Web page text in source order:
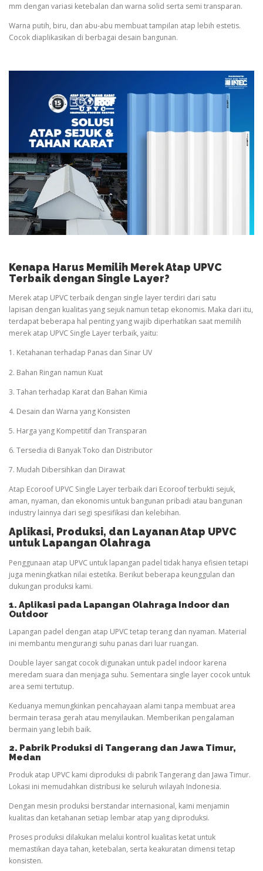
mm dengan variasi ketebalan dan warna solid serta semi transparan.
Warna putih, biru, dan abu-abu membuat tampilan atap lebih estetis.
Cocok diaplikasikan di berbagai desain bangunan.
Kenapa Harus Memilih Merek Atap UPVC
Terbaik dengan Single Layer?
Merek atap UPVC terbaik dengan single layer terdiri dari satu
lapisan dengan kualitas yang sejuk namun tetap ekonomis. Maka dari itu,
terdapat beberapa hal penting yang wajib diperhatikan saat memilih
merek atap UPVC Single Layer terbaik, yaitu:
1. Ketahanan terhadap Panas dan Sinar UV
2. Bahan Ringan namun Kuat
3. Tahan terhadap Karat dan Bahan Kimia
4. Desain dan Warna yang Konsisten
5. Harga yang Kompetitif dan Transparan
6. Tersedia di Banyak Toko dan Distributor
7. Mudah Dibersihkan dan Dirawat
Atap Ecoroof UPVC Single Layer terbaik dari Ecoroof terbukti sejuk,
aman, nyaman, dan ekonomis untuk bangunan pribadi atau bangunan
industry lainnya dari segi spesifikasi dan kelebihan.
Aplikasi, Produksi, dan Layanan Atap UPVC
untuk Lapangan Olahraga
Penggunaan atap UPVC untuk lapangan padel tidak hanya efisien tetapi
juga meningkatkan nilai estetika. Berikut beberapa keunggulan dan
dukungan produksi kami.
1. Aplikasi pada Lapangan Olahraga Indoor dan
Outdoor
Lapangan padel dengan atap UPVC tetap terang dan nyaman. Material
ini membantu mengurangi suhu panas dari luar ruangan.
Double layer sangat cocok digunakan untuk padel indoor karena
meredam suara dan menjaga suhu. Sementara single layer cocok untuk
area semi tertutup.
Keduanya memungkinkan pencahayaan alami tanpa membuat area
bermain terasa gerah atau menyilaukan. Memberikan pengalaman
bermain yang lebih baik.
2. Pabrik Produksi di Tangerang dan Jawa Timur,
Medan
Produk atap UPVC kami diproduksi di pabrik Tangerang dan Jawa Timur.
Lokasi ini memudahkan distribusi ke seluruh wilayah Indonesia.
Dengan mesin produksi berstandar internasional, kami menjamin
kualitas dan ketahanan setiap lembar atap yang diproduksi.
Proses produksi dilakukan melalui kontrol kualitas ketat untuk
memastikan daya tahan, ketebalan, serta keakuratan dimensi tetap
konsisten.